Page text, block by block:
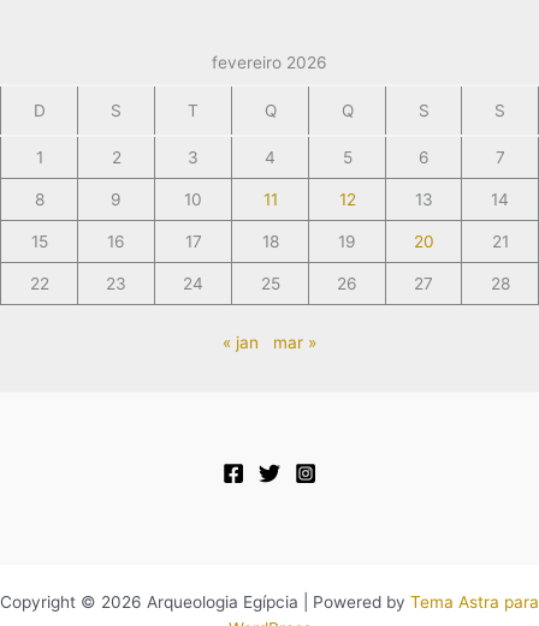
fevereiro 2026
D S T Q Q S S
1 2 3 4 5 6 7
8 9 10 11 12 13 14
15 16 17 18 19 20 21
22 23 24 25 26 27 28
« jan mar »
Copyright © 2026 Arqueologia Egípcia | Powered by Tema Astra para